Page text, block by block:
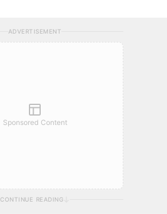
ADVERTISEMENT
Sponsored Content
CONTINUE READING